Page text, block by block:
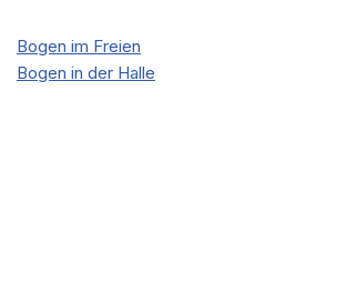
Bogen im Freien
Bogen in der Halle